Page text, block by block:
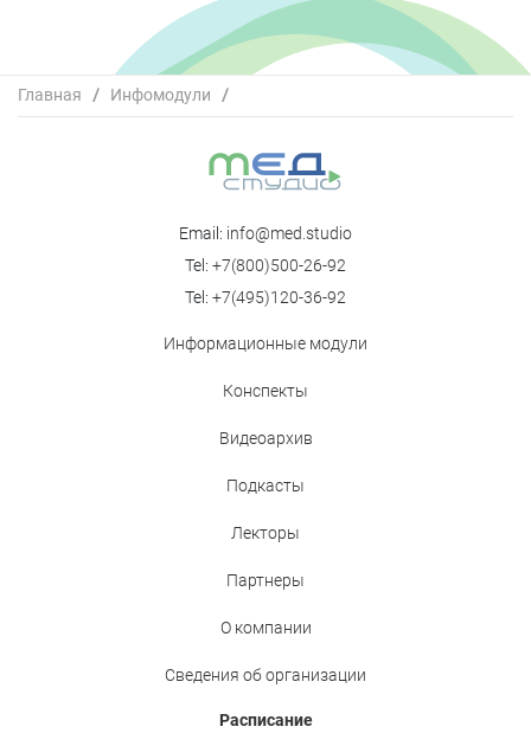
Главная / Инфомодули
/
Пациент с фибрилляцией предсердий после
избежать повторного события?
Email: info@med.studio
Tel: +7(800)500-26-92
Tel: +7(495)120-36-92
Информационные модули
Конспекты
Видеоархив
Подкасты
Лекторы
Партнеры
О компании
Сведения об организации
Расписание